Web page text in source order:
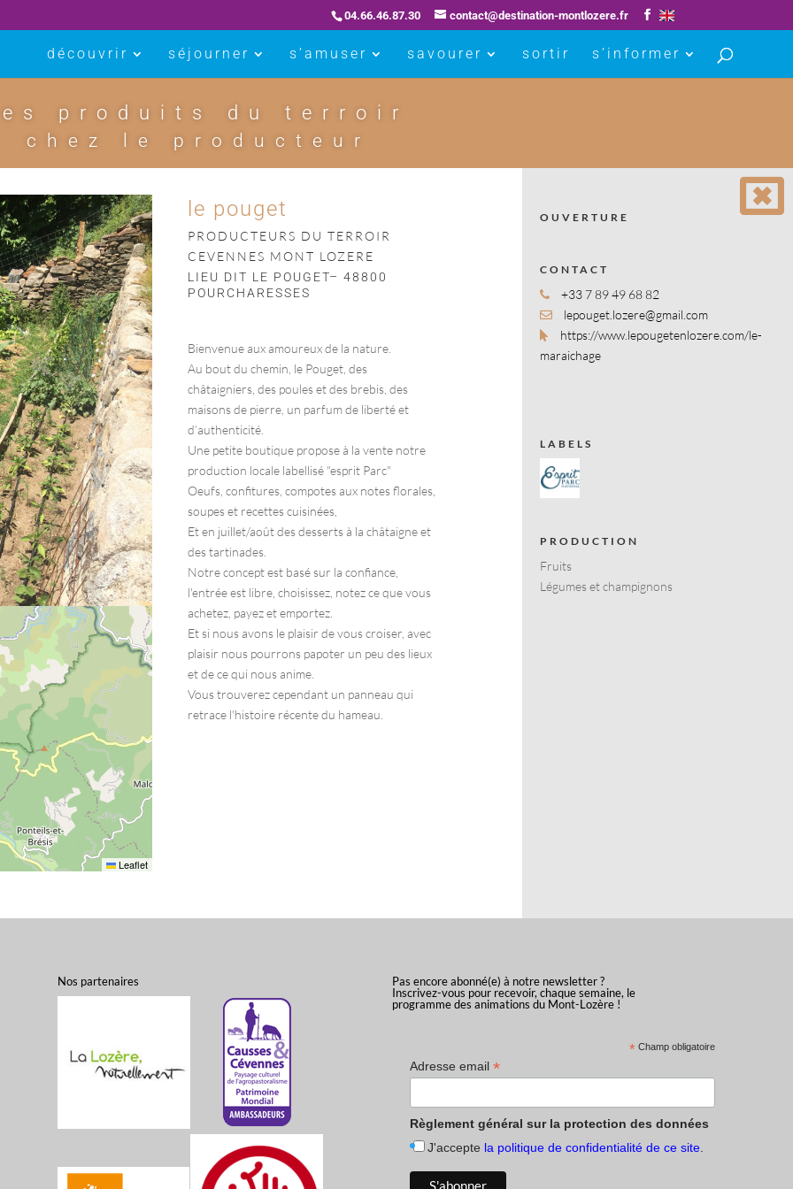
04.66.46.87.30 contact@destination-montlozere.fr
découvrir séjourner s’amuser savourer sortir s’informer
produits du terroir
chez le producteur
Leaflet
le pouget
PRODUCTEURS DU TERROIR
CEVENNES MONT LOZERE
LIEU DIT LE POUGET– 48800
POURCHARESSES
Bienvenue aux amoureux de la nature.
Au bout du chemin, le Pouget, des
châtaigniers, des poules et des brebis, des
maisons de pierre, un parfum de liberté et
d’authenticité.
Une petite boutique propose à la vente notre
production locale labellisé "esprit Parc"
Oeufs, confitures, compotes aux notes florales,
soupes et recettes cuisinées,
Et en juillet/août des desserts à la châtaigne et
des tartinades.
Notre concept est basé sur la confiance,
l'entrée est libre, choisissez, notez ce que vous
achetez, payez et emportez.
Et si nous avons le plaisir de vous croiser, avec
plaisir nous pourrons papoter un peu des lieux
et de ce qui nous anime.
Vous trouverez cependant un panneau qui
retrace l'histoire récente du hameau.
OUVERTURE
CONTACT
+33 7 89 49 68 82
lepouget.lozere@gmail.com
https://www.lepougetenlozere.com/le-
maraichage
LABELS
PRODUCTION
Fruits
Légumes et champignons
Nos partenaires
Pas encore abonné(e) à notre newsletter ?
Inscrivez-vous pour recevoir, chaque semaine, le
programme des animations du Mont-Lozère !
* Champ obligatoire
Adresse email *
Règlement général sur la protection des données
J'accepte la politique de confidentialité de ce site.